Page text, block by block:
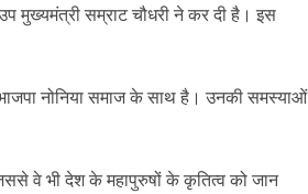
उप मुख्यमंत्री सम्राट चौधरी ने कर दी है। इस
भाजपा नोनिया समाज के साथ है। उनकी समस्याओं
वे भी देश के महापुरुषों के कृतित्व को जान